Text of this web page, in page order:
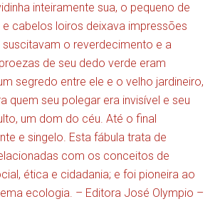
inteiramente sua, o pequeno de
e cabelos loiros deixava impressões
suscitavam o reverdecimento e a
de seu dedo verde eram
segredo entre ele e o velho jardineiro,
quem seu polegar era invisível e seu
um dom do céu. Até o final
e singelo. Esta fábula trata de
com os conceitos de
ética e cidadania; e foi pioneira ao
ecologia. – Editora José Olympio –